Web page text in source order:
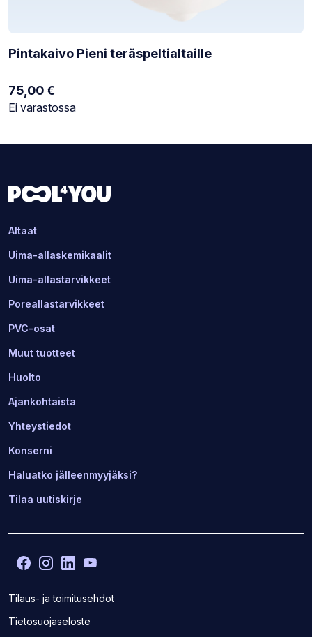
Pintakaivo Pieni teräspeltialtaille
75,00€
Varastotilanne:
Ei varastossa
Altaat
Uima-allaskemikaalit
Uima-allastarvikkeet
Poreallastarvikkeet
PVC-osat
Muut tuotteet
Huolto
Ajankohtaista
Yhteystiedot
Konserni
Haluatko jälleenmyyjäksi?
Tilaa uutiskirje
Tilaus- ja toimitusehdot
Tietosuojaseloste
Facebook
(Avaa
sivuston
uudelle
välilehdelle)
Instagram
(Avaa
sivuston
välilehdelle)
LinkedIn
(Avaa
sivuston
välilehdelle)
sivuston